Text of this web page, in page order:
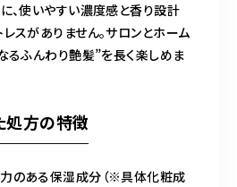
、使いやすい濃度感と香り設計
スがありません。サロンとホーム
るふんわり艶髪”を長く楽しめま
処方の特徴
のある保湿成分（※具体化粧成